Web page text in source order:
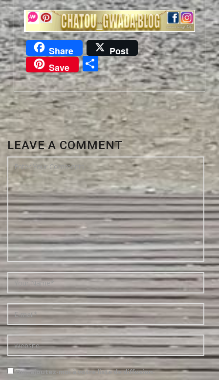
Share
Post
Save
Partager
LEAVE A COMMENT
Oui, ajoutez-moi à votre liste de diffusion.